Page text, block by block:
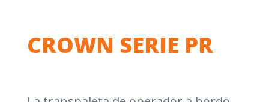
CROWN SERIE PR